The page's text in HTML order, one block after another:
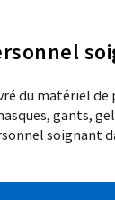
du matériel
gants,
soignant